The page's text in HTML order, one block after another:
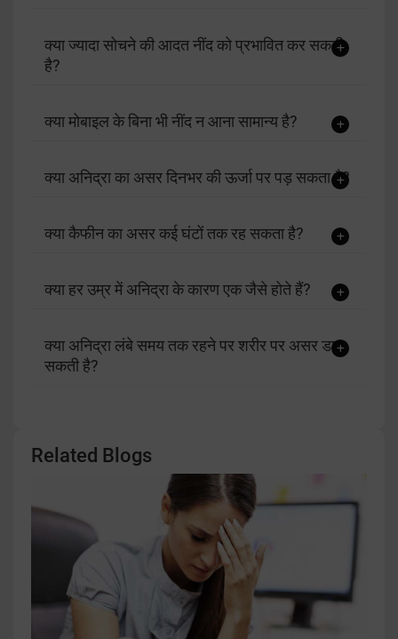
क्या ज्यादा सोचने की आदत नींद को प्रभावित कर सकती
है?
क्या मोबाइल के बिना भी नींद न आना सामान्य है?
क्या अनिद्रा का असर दिनभर की ऊर्जा पर पड़ सकता है?
क्या कैफीन का असर कई घंटों तक रह सकता है?
क्या हर उम्र में अनिद्रा के कारण एक जैसे होते हैं?
क्या अनिद्रा लंबे समय तक रहने पर शरीर पर असर डाल
सकती है?
Related Blogs